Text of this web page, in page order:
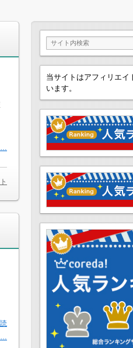
…
…
当サイトはアフィリエイ
います。